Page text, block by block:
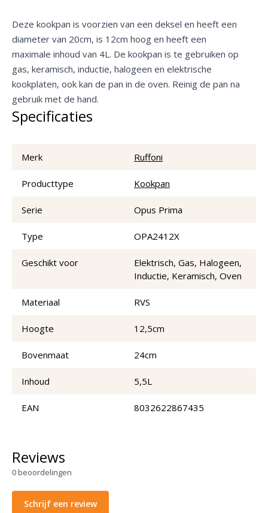
Deze kookpan is voorzien van een deksel en heeft een
diameter van 20cm, is 12cm hoog en heeft een
maximale inhoud van 4L. De kookpan is te gebruiken op
gas, keramisch, inductie, halogeen en elektrische
kookplaten, ook kan de pan in de oven. Reinig de pan na
gebruik met de hand.
Specificaties
Merk Ruffoni
Producttype Kookpan
Serie Opus Prima
Type OPA2412X
Geschikt voor
Elektrisch, Gas, Halogeen,
Inductie, Keramisch, Oven
Materiaal RVS
Hoogte 12,5cm
Bovenmaat 24cm
Inhoud 5,5L
EAN 8032622867435
Reviews
0beoordelingen
Schrijf een review